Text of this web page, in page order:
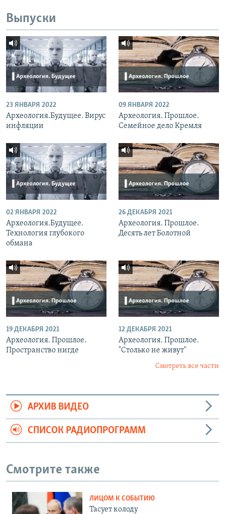
Выпуски
23 ЯНВАРЯ 2022
Археология.Будущее. Вирус
инфляции
09 ЯНВАРЯ 2022
Археология. Прошлое.
Семейное дело Кремля
02 ЯНВАРЯ 2022
Археология.Будущее.
Технология глубокого
обмана
26 ДЕКАБРЯ 2021
Археология. Прошлое.
Десять лет Болотной
19 ДЕКАБРЯ 2021
Археология. Прошлое.
Пространство нигде
12 ДЕКАБРЯ 2021
Археология. Прошлое.
"Столько не живут"
Смотреть все части
АРХИВ ВИДЕО
СПИСОК РАДИОПРОГРАММ
Смотрите также
ЛИЦОМ К СОБЫТИЮ
Тасует колоду